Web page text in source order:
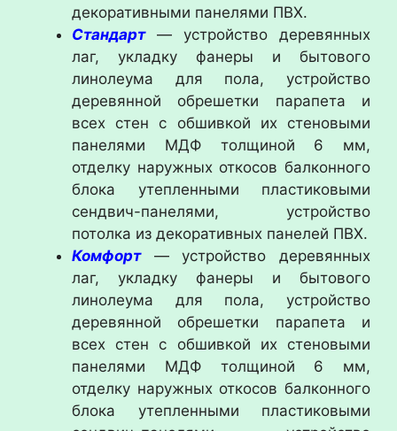
декоративными панелями ПВХ.
Стандарт— устройство деревянных
лаг, укладку фанеры и бытового
линолеума для пола, устройство
деревянной обрешетки парапета и
всех стен с обшивкой их стеновыми
панелями МДФ толщиной 6 мм,
отделку наружных откосов балконного
блока утепленными пластиковыми
сендвич-панелями, устройство
потолка из декоративных панелей ПВХ.
Комфорт— устройство деревянных
лаг, укладку фанеры и бытового
линолеума для пола, устройство
деревянной обрешетки парапета и
всех стен с обшивкой их стеновыми
панелями МДФ толщиной 6 мм,
отделку наружных откосов балконного
блока утепленными пластиковыми